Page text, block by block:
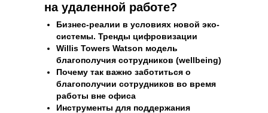
на удаленной работе?
Бизнес-реалии в условиях новой эко-
системы. Тренды цифровизации
Willis Towers Watson модель
благополучия сотрудников (wellbeing)
Почему так важно заботиться о
благополучии сотрудников во время
работы вне офиса
Инструменты для поддержания